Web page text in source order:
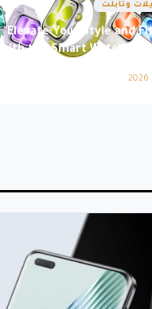
وتابلت
Elevate Your Style and
with the Smart Watch